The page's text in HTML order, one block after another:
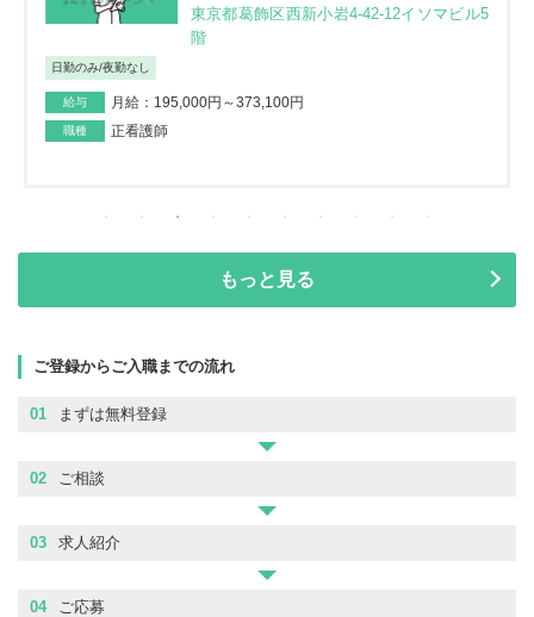
東京都葛飾区西新小岩4-42-12イソマビル5
階
日勤のみ/夜勤なし
給与 月給：195,000円～373,100円
職種 正看護師
もっと見る
ご登録からご入職までの流れ
01 まずは無料登録
02 ご相談
03 求人紹介
04 ご応募